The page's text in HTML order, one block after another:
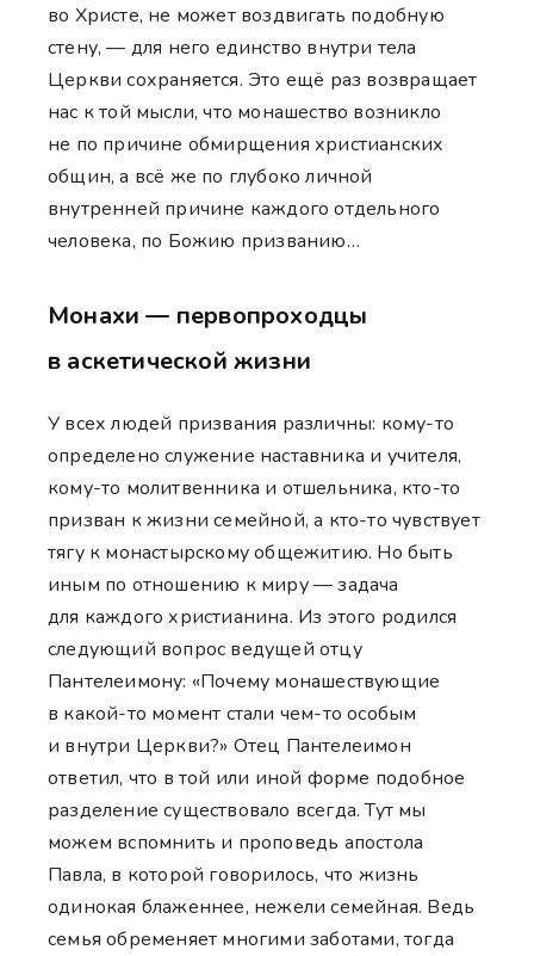
во Христе, не может воздвигать подобную
стену, — для него единство внутри тела
Церкви сохраняется. Это ещё раз возвращает
нас к той мысли, что монашество возникло
не по причине обмирщения христианских
общин, а всё же по глубоко личной
внутренней причине каждого отдельного
человека, по Божию призванию…
Монахи — первопроходцы
в аскетической жизни
У всех людей призвания различны: кому-то
определено служение наставника и учителя,
кому-то молитвенника и отшельника, кто-то
призван к жизни семейной, а кто-то чувствует
тягу к монастырскому общежитию. Но быть
иным по отношению к миру — задача
для каждого христианина. Из этого родился
следующий вопрос ведущей отцу
Пантелеимону: «Почему монашествующие
в какой-то момент стали чем-то особым
и внутри Церкви?» Отец Пантелеимон
ответил, что в той или иной форме подобное
разделение существовало всегда. Тут мы
можем вспомнить и проповедь апостола
Павла, в которой говорилось, что жизнь
одинокая блаженнее, нежели семейная. Ведь
семья обременяет многими заботами, тогда